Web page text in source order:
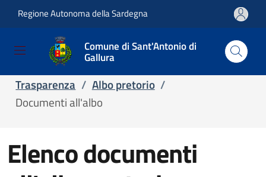
Salta e vai al contenuto
Salta e vai al footer
Regione Autonoma della Sardegna
Comune di Sant'Antonio di
Gallura
/ Servizi / Servizi online
Trasparenza / Albo pretorio /
Documenti all'albo
Elenco documenti